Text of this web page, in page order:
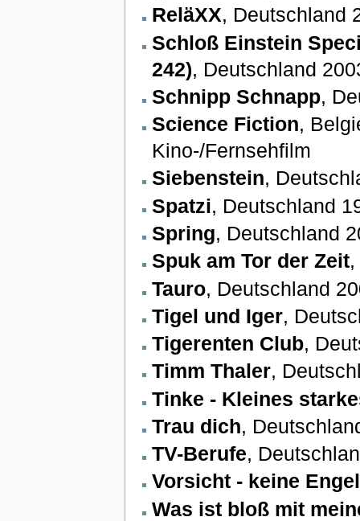
ReläXX, Deutschland
Schloß Einstein
242), Deutschland
Schnipp Schnapp,
Science Fiction,
Kino-/Fernsehfilm
Siebenstein,
Spatzi, Deutschland
Spring, Deutschland
Spuk am Tor der Zeit,
Tauro, Deutschland
Tigel und Iger,
Tigerenten Club,
Timm Thaler,
Tinke - Kleines
Trau dich,
TV-Berufe,
Vorsicht - keine
Was ist bloß mit